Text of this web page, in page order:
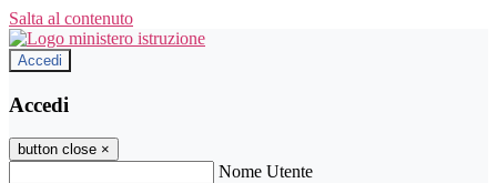
Salta al contenuto
Accedi
Accedi
button close ×
Nome Utente